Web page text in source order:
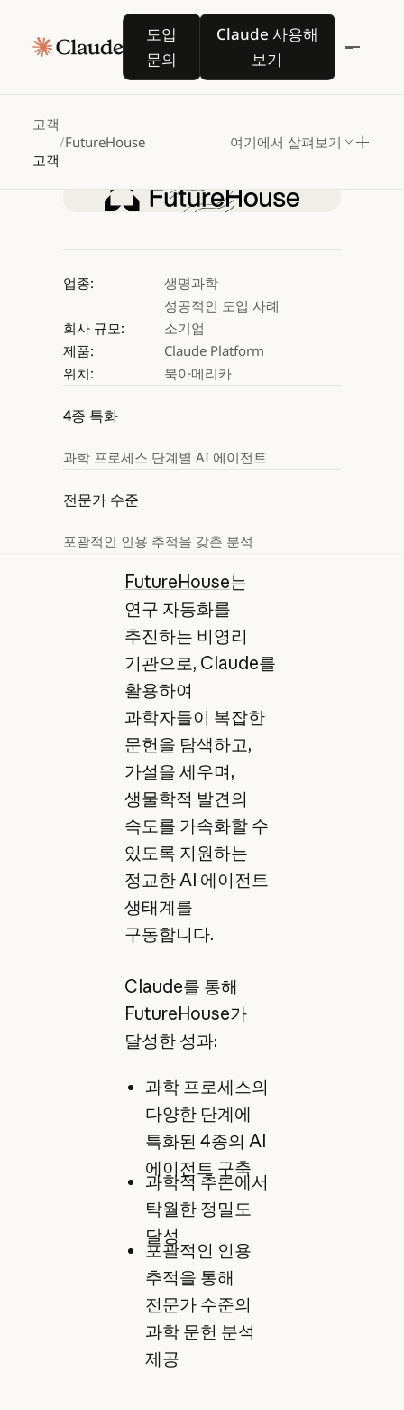
도입
문의
도입 문의
Claude 사용해
보기
Claude 사용해 보기
고객
고객
/FutureHouse 여기에서 살펴보기
FutureHouse,
Claude로
과학적
발견
에이전트구동
Claude 사용해 보기
Claude 사용해 보기
업종:
생명과학
성공적인 도입 사례
회사 규모:
소기업
제품:
Claude Platform
위치:
북아메리카
4종 특화
과학 프로세스 단계별 AI 에이전트
전문가 수준
포괄적인 인용 추적을 갖춘 분석
FutureHouse는
연구 자동화를
추진하는 비영리
기관으로, Claude를
활용하여
과학자들이 복잡한
문헌을 탐색하고,
가설을 세우며,
생물학적 발견의
속도를 가속화할 수
있도록 지원하는
정교한 AI 에이전트
생태계를
구동합니다.
Claude를 통해
FutureHouse가
달성한 성과:
과학 프로세스의
다양한 단계에
특화된 4종의 AI
에이전트 구축
과학적 추론에서
탁월한 정밀도
달성
포괄적인 인용
추적을 통해
전문가 수준의
과학 문헌 분석
제공